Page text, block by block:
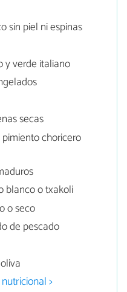
sin piel ni espinas
y verde italiano
secas
choricero
blanco o txakoli
o seco
de pescado
>